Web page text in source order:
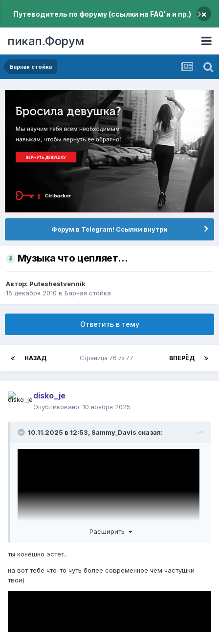
Путеводитель по форуму (ссылки на FAQ'и и пр.) ×
пикап.Форум
Барная стойка
Форум в Telegram! Ссылки внутри
Музыка что цепляет...
Автор: Puteshestvennik
15 декабря 2010 в Барная стойка
Ответить в тему
НАЗАД ВПЕРЁД
Страница 76 из 77
disko_je
Опубликовано: 10 ноября 2025
10.11.2025 в 12:53, Sammy_Davis сказал:
Расширить
ты конешно эстет..
на вот тебе что-то чуть более современное чем частушки
твои)